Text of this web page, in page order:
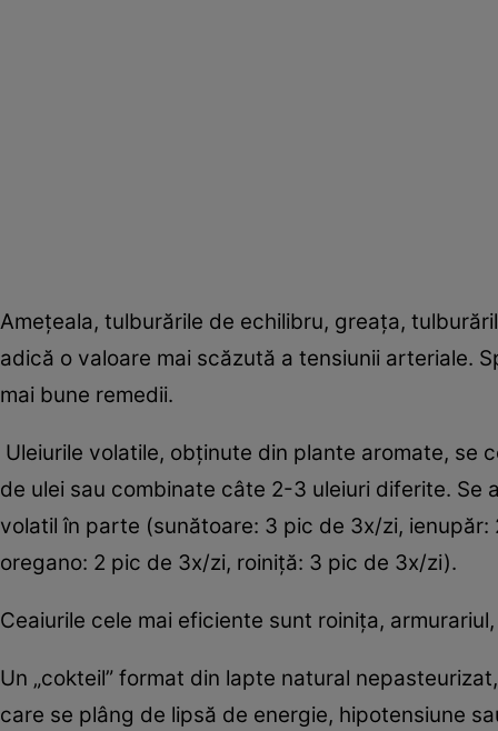
Ameţeala, tulburările de echilibru, greaţa,
adică o valoare mai scăzută a tensiunii arteriale.
mai bune remedii.
Uleiurile volatile, obţinute din plante aromate, se
de ulei sau combinate câte 2-3 uleiuri diferite. Se
volatil în parte (sunătoare: 3 pic de 3x/zi,
oregano: 2 pic de 3x/zi, roiniţă: 3 pic de 3x/zi).
Ceaiurile cele mai eficiente sunt roiniţa,
Un „cokteil” format din lapte natural
care se plâng de lipsă de energie, hipotensiune